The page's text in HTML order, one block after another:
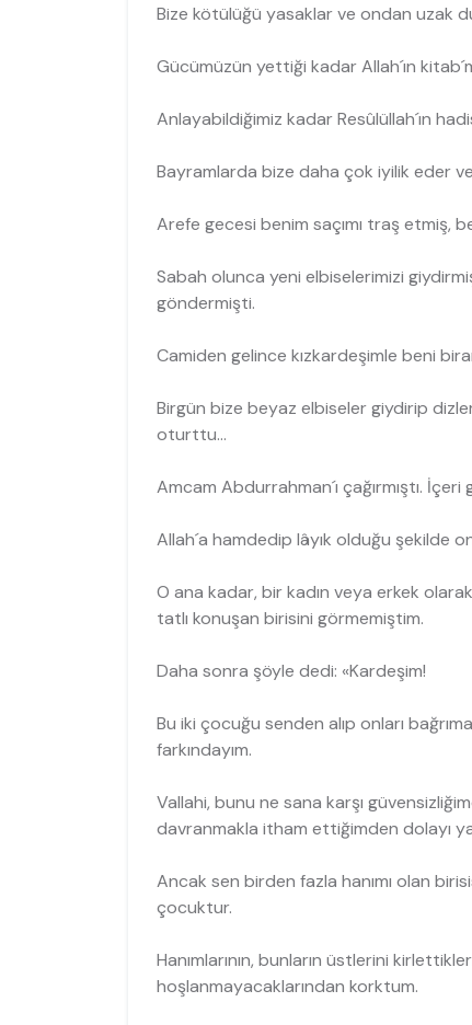
Bize kötülüğü yasaklar ve ondan uzak
Gücümüzün yettiği kadar Allah´ın
Anlayabildiğimiz kadar Resûlüllah´ın
Bayramlarda bize daha çok iyilik eder
Arefe gecesi benim saçımı traş etmiş,
Sabah olunca yeni elbiselerimizi
göndermişti.
Camiden gelince kızkardeşimle beni
Birgün bize beyaz elbiseler giydirip
oturttu...
Amcam Abdurrahman´ı çağırmıştı.
Allah´a hamdedip lâyık olduğu şekilde
O ana kadar, bir kadın veya erkek
tatlı konuşan birisini görmemiştim.
Daha sonra şöyle dedi: «Kardeşim!
Bu iki çocuğu senden alıp onları
farkındayım.
Vallahi, bunu ne sana karşı
davranmakla itham ettiğimden dolayı
Ancak sen birden fazla hanımı olan
çocuktur.
Hanımlarının, bunların üstlerini
hoşlanmayacaklarından korktum.